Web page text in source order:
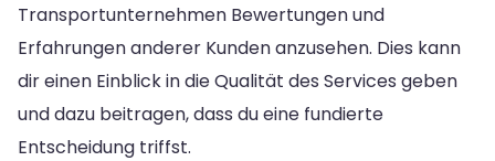
Transportunternehmen Bewertungen und
Erfahrungen anderer Kunden anzusehen. Dies kann
dir einen Einblick in die Qualität des Services geben
und dazu beitragen, dass du eine fundierte
Entscheidung triffst.